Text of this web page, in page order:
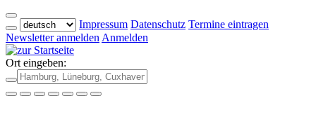
Impressum Datenschutz Termine eintragen
Newsletter anmelden Anmelden
Ort eingeben: